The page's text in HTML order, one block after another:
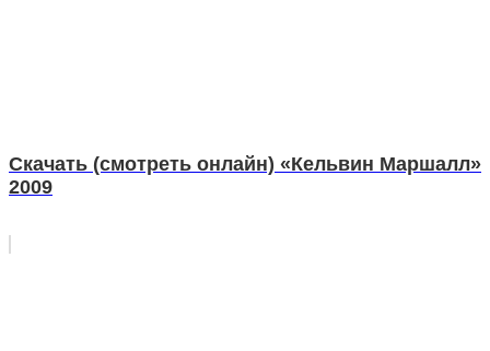
Скачать (смотреть онлайн) «Кельвин Маршалл»
2009